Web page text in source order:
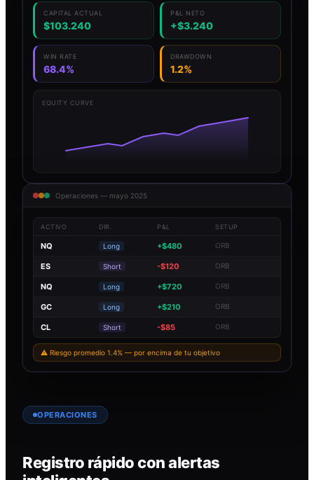
CAPITAL ACTUAL
$103.240
P&L NETO
+$3.240
WIN RATE
68.4%
DRAWDOWN
1.2%
EQUITY CURVE
Operaciones — mayo 2025
ACTIVO DIR. P&L SETUP
NQ Long +$480 ORB
ES Short -$120 ORB
NQ Long +$720 ORB
GC Long +$210 ORB
CL Short -$85 ORB
⚠ Riesgo promedio 1.4% — por encima de tu objetivo
OPERACIONES
Registro rápido con alertas